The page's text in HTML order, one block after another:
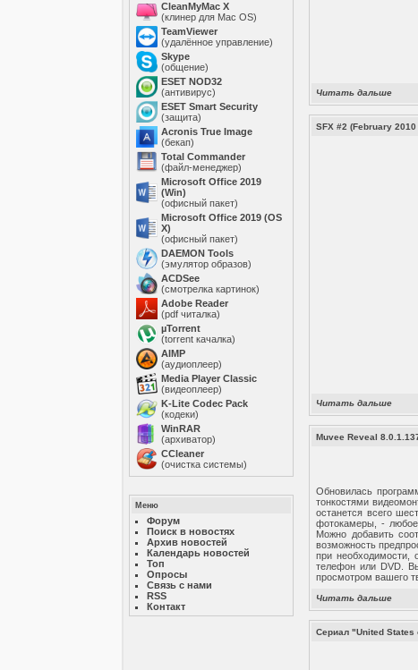
CleanMyMac X
(клинер для Mac OS)
TeamViewer
(удалённое управление)
Skype
(общение)
ESET NOD32
(антивирус)
ESET Smart Security
(защита)
Acronis True Image
(бекап)
Total Commander
(файл-менеджер)
Microsoft Office 2019
(Win)
(офисный пакет)
Microsoft Office 2019 (OS
X)
(офисный пакет)
DAEMON Tools
(эмулятор образов)
ACDSee
(смотрелка картинок)
Adobe Reader
(pdf читалка)
µTorrent
(torrent качалка)
AIMP
(аудиоплеер)
Media Player Classic
(видеоплеер)
K-Lite Codec Pack
(кодеки)
WinRAR
(архиватор)
ССleaner
(очистка системы)
Меню
Форум
Поиск в новостях
Архив новостей
Календарь новостей
Топ
Опросы
Связь с нами
RSS
Контакт
Читать дальше
SFX #2 (February 2010
Читать дальше
Muvee Reveal
Обновилась
тонкостями
останется всего
фотокамеры, - любое
Можно добавить
возможность
при необходимости,
телефон или DVD.
просмотром вашего
Читать дальше
Сериал "United States